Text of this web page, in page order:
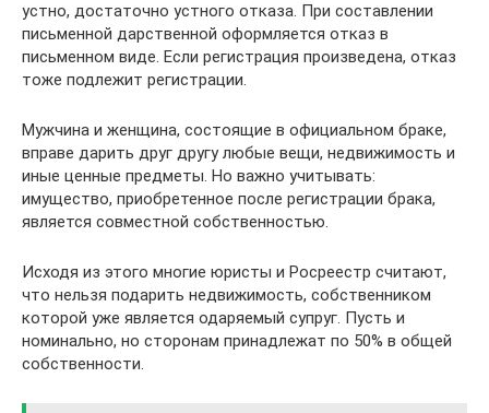
устно, достаточно устного отказа. При составлении
письменной дарственной оформляется отказ в
письменном виде. Если регистрация произведена, отказ
тоже подлежит регистрации.
Мужчина и женщина, состоящие в официальном браке,
вправе дарить друг другу любые вещи, недвижимость и
иные ценные предметы. Но важно учитывать:
имущество, приобретенное после регистрации брака,
является совместной собственностью.
Исходя из этого многие юристы и Росреестр считают,
что нельзя подарить недвижимость, собственником
которой уже является одаряемый супруг. Пусть и
номинально, но сторонам принадлежат по 50% в общей
собственности.